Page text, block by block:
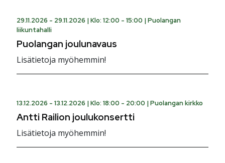
29.11.2026 - 29.11.2026 |Klo: 12:00 - 15:00|Puolangan
liikuntahalli
Puolangan joulunavaus
Lisätietoja myöhemmin!
13.12.2026 - 13.12.2026 |Klo: 18:00 - 20:00|Puolangan kirkko
Antti Railion joulukonsertti
Lisätietoja myöhemmin!